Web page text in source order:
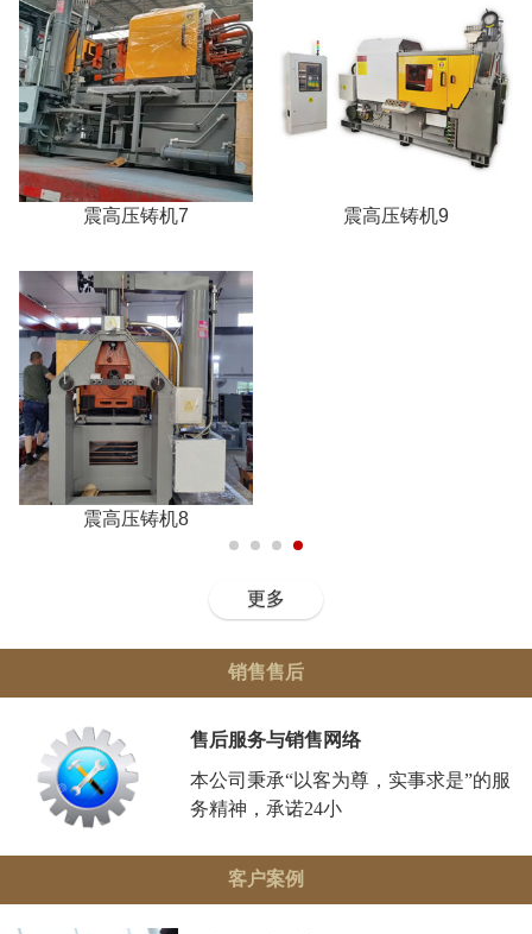
震高压铸机7
震高压铸机8
震高压铸机9
更多
销售售后
售后服务与销售网络
本公司秉承“以客为尊，实事求是”的服
务精神，承诺24小
客户案例